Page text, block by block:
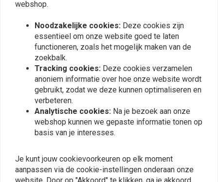
Vergelijkbare producten
webshop.
Noodzakelijke cookies: Deze cookies zijn
essentieel om onze website goed te laten
functioneren, zoals het mogelijk maken van de
zoekbalk.
Tracking cookies: Deze cookies verzamelen
anoniem informatie over hoe onze website wordt
gebruikt, zodat we deze kunnen optimaliseren en
verbeteren.
Analytische cookies: Na je bezoek aan onze
webshop kunnen we gepaste informatie tonen op
basis van je interesses.
Je kunt jouw cookievoorkeuren op elk moment
aanpassen via de cookie-instellingen onderaan onze